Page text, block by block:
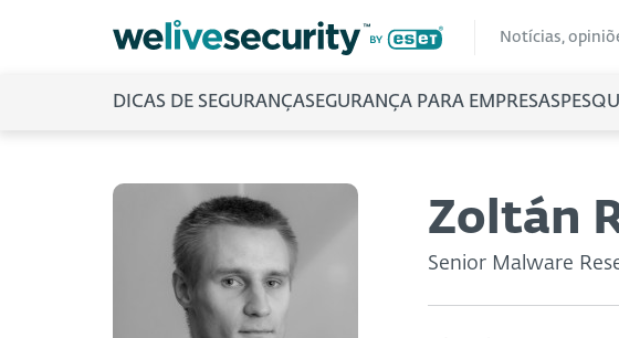
Notícias,
DICAS DE SEGURANÇASEGURANÇA PARA EMPRESAS
Zoltán
Senior Malware